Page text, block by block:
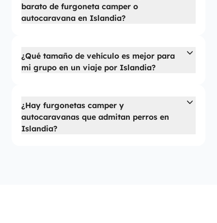
barato de furgoneta camper o
autocaravana en Islandia?
¿Qué tamaño de vehículo es mejor para
mi grupo en un viaje por Islandia?
¿Hay furgonetas camper y
autocaravanas que admitan perros en
Islandia?